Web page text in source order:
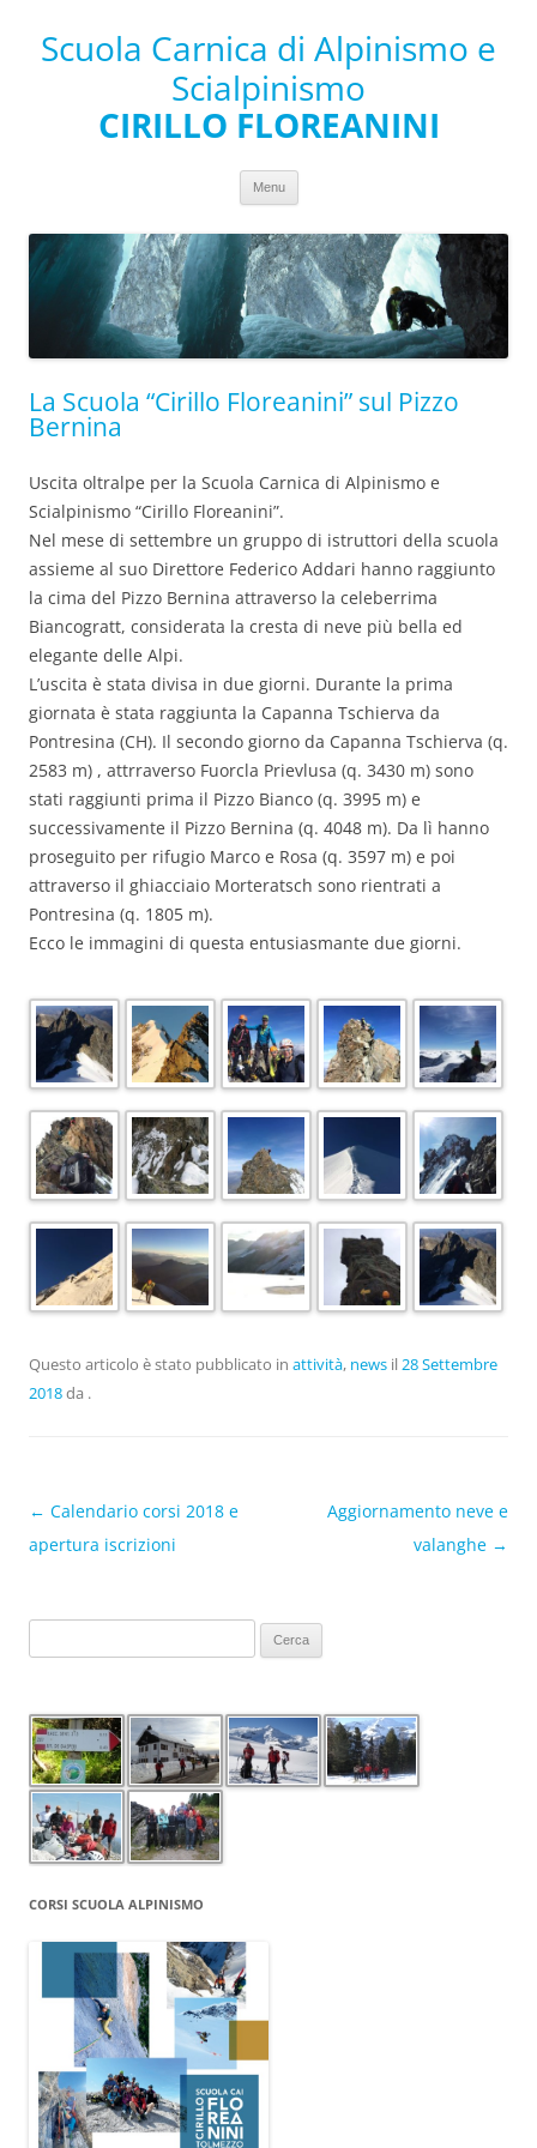
Scuola Carnica di Alpinismo e
Scialpinismo
CIRILLO FLOREANINI
Menu Vai al contenuto
La Scuola “Cirillo Floreanini” sul Pizzo
Bernina
Uscita oltralpe per la Scuola Carnica di Alpinismo e
Scialpinismo “Cirillo Floreanini”.
Nel mese di settembre un gruppo di istruttori della scuola
assieme al suo Direttore Federico Addari hanno raggiunto
la cima del Pizzo Bernina attraverso la celeberrima
Biancogratt, considerata la cresta di neve più bella ed
elegante delle Alpi.
L’uscita è stata divisa in due giorni. Durante la prima
giornata è stata raggiunta la Capanna Tschierva da
Pontresina (CH). Il secondo giorno da Capanna Tschierva (q.
2583 m) , attrraverso Fuorcla Prievlusa (q. 3430 m) sono
stati raggiunti prima il Pizzo Bianco (q. 3995 m) e
successivamente il Pizzo Bernina (q. 4048 m). Da lì hanno
proseguito per rifugio Marco e Rosa (q. 3597 m) e poi
attraverso il ghiacciaio Morteratsch sono rientrati a
Pontresina (q. 1805 m).
Ecco le immagini di questa entusiasmante due giorni.
Questo articolo è stato pubblicato in attività, news il28 Settembre
2018da .
Navigazione articolo
← Calendario corsi 2018 e
apertura iscrizioni
Aggiornamento neve e
valanghe →
per:
CORSI SCUOLA ALPINISMO